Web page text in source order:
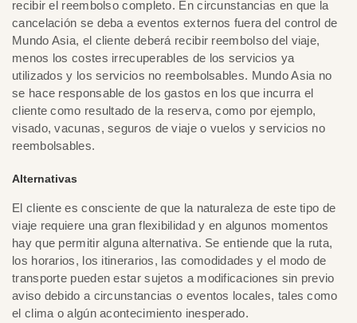
recibir el reembolso completo. En circunstancias en que la
cancelación se deba a eventos externos fuera del control de
Mundo Asia, el cliente deberá recibir reembolso del viaje,
menos los costes irrecuperables de los servicios ya
utilizados y los servicios no reembolsables. Mundo Asia no
se hace responsable de los gastos en los que incurra el
cliente como resultado de la reserva, como por ejemplo,
visado, vacunas, seguros de viaje o vuelos y servicios no
reembolsables.
Alternativas
El cliente es consciente de que la naturaleza de este tipo de
viaje requiere una gran flexibilidad y en algunos momentos
hay que permitir alguna alternativa. Se entiende que la ruta,
los horarios, los itinerarios, las comodidades y el modo de
transporte pueden estar sujetos a modificaciones sin previo
aviso debido a circunstancias o eventos locales, tales como
el clima o algún acontecimiento inesperado.